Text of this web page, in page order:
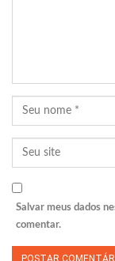
Salvar meus dados
comentar.